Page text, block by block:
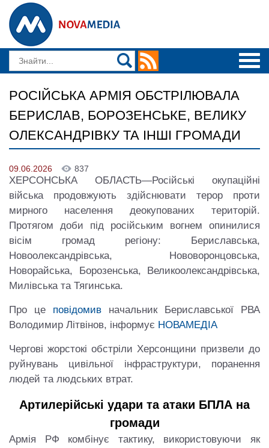
РОСІЙСЬКА АРМІЯ ОБСТРІЛЮВАЛА
БЕРИСЛАВ, БОРОЗЕНСЬКЕ, ВЕЛИКУ
ОЛЕКСАНДРІВКУ ТА ІНШІ ГРОМАДИ
09.06.2026 837
ХЕРСОНСЬКА ОБЛАСТЬ—Російські окупаційні
війська продовжують здійснювати терор проти
мирного населення деокупованих територій.
Протягом доби під російським вогнем опинилися
вісім громад регіону: Бериславська,
Новоолександрівська, Нововоронцовська,
Новорайська, Борозенська, Великоолександрівська,
Милівська та Тягинська.
Про це повідомив начальник Бериславської РВА
Володимир Літвінов, інформує НОВАМЕДІА
Чергові жорстокі обстріли Херсонщини призвели до
руйнувань цивільної інфраструктури, поранення
людей та людських втрат.
Артилерійські удари та атаки БПЛА на
громади
Армія РФ комбінує тактику, використовуючи як